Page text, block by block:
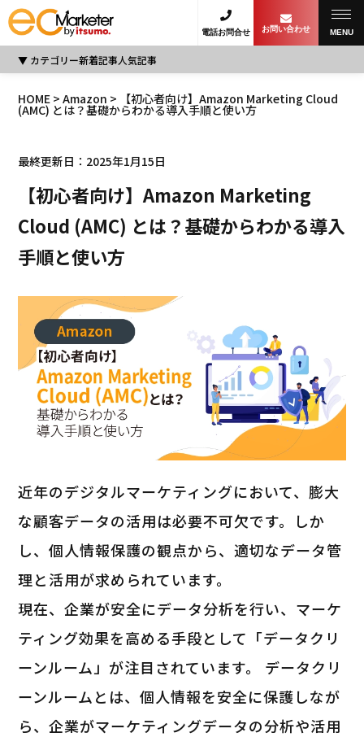
電話お問合せ お問い合わせ MENU
カテゴリー新着記事人気記事
HOME >Amazon > 【初心者向け】Amazon Marketing Cloud
(AMC) とは？基礎からわかる導入手順と使い方
最終更新日：2025年1月15日
【初心者向け】Amazon Marketing
Cloud (AMC) とは？基礎からわかる導入
手順と使い方
近年のデジタルマーケティングにおいて、膨大
な顧客データの活用は必要不可欠です。しか
し、個人情報保護の観点から、適切なデータ管
理と活用が求められています。
現在、企業が安全にデータ分析を行い、マーケ
ティング効果を高める手段として「データクリ
ーンルーム」が注目されています。 データクリ
ーンルームとは、個人情報を安全に保護しなが
ら、企業がマーケティングデータの分析や活用